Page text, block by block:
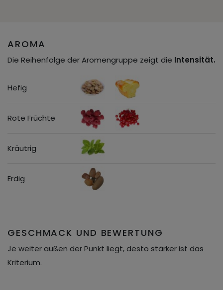
AROMA
Die Reihenfolge der Aromengruppe zeigt die Intensität.
Hefig
Rote Früchte
Kräutrig
Erdig
GESCHMACK UND BEWERTUNG
Je weiter außen der Punkt liegt, desto stärker ist das
Kriterium.